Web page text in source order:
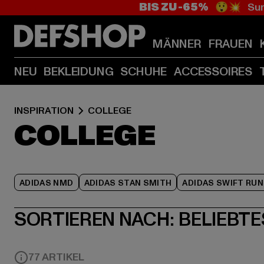
BIS ZU -65% 😲💥
MÄNNER FRAUEN
NEU BEKLEIDUNG SCHUHE ACCESSOIRES
INSPIRATION COLLEGE
COLLEGE
ADIDAS NMD ADIDAS STAN SMITH ADIDAS SWIFT RUN
SORTIEREN NACH:
77 ARTIKEL